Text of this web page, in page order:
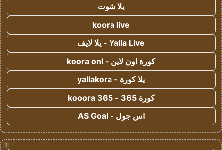
يلا شوت
koora live
Yalla Live - يلا لايف
كورة اون لاين - koora onl
يلا كورة - yallakora
كورة 365 - kooora 365
اس جول - AS Goal
!